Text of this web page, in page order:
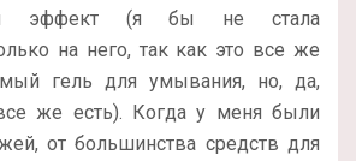
эффект (я бы не стала
на него, так как это все же
гель для умывания, но, да,
же есть). Когда у меня были
от большинства средств для